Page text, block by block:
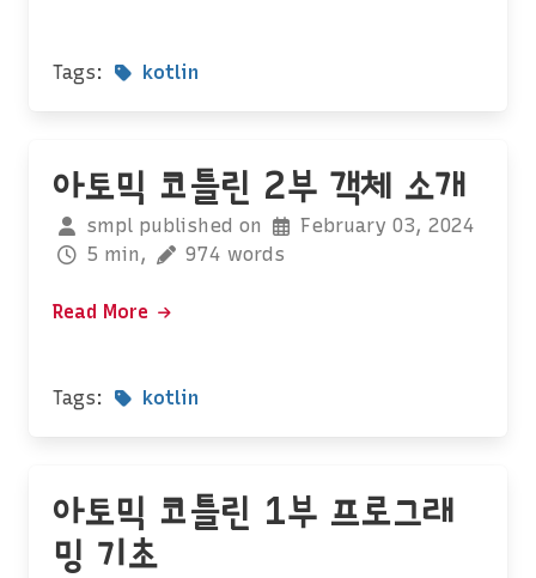
Tags: kotlin
아토믹 코틀린 2부 객체 소개
smpl published on
February 03, 2024
5 min,
974 words
Read More
Tags: kotlin
아토믹 코틀린 1부 프로그래
밍 기초